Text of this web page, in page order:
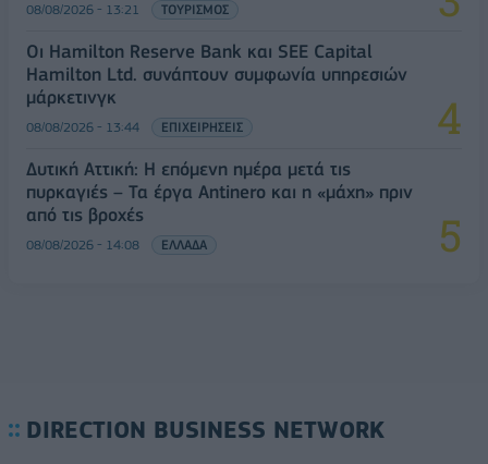
08/08/2026 - 13:21 ΤΟΥΡΙΣΜΟΣ
Οι Hamilton Reserve Bank και SEE Capital
Hamilton Ltd. συνάπτουν συμφωνία υπηρεσιών
μάρκετινγκ
08/08/2026 - 13:44 ΕΠΙΧΕΙΡΗΣΕΙΣ
Δυτική Αττική: Η επόμενη ημέρα μετά τις
πυρκαγιές – Τα έργα Antinero και η «μάχη» πριν
από τις βροχές
08/08/2026 - 14:08 ΕΛΛΑΔΑ
DIRECTION BUSINESS NETWORK